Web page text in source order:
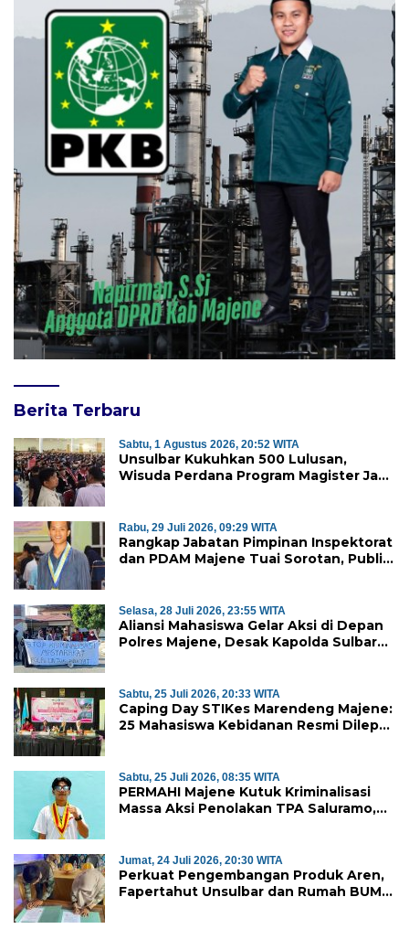
Berita Terbaru
Sabtu, 1 Agustus 2026, 20:52 WITA
Unsulbar Kukuhkan 500 Lulusan,
Wisuda Perdana Program Magister Jadi
Rabu, 29 Juli 2026, 09:29 WITA
Rangkap Jabatan Pimpinan Inspektorat
dan PDAM Majene Tuai Sorotan, Publik
Selasa, 28 Juli 2026, 23:55 WITA
Aliansi Mahasiswa Gelar Aksi di Depan
Polres Majene, Desak Kapolda Sulbar
Sabtu, 25 Juli 2026, 20:33 WITA
Caping Day STIKes Marendeng Majene:
25 Mahasiswa Kebidanan Resmi Dilepas
Sabtu, 25 Juli 2026, 08:35 WITA
PERMAHI Majene Kutuk Kriminalisasi
Massa Aksi Penolakan TPA Saluramo,
Jumat, 24 Juli 2026, 20:30 WITA
Perkuat Pengembangan Produk Aren,
Fapertahut Unsulbar dan Rumah BUMN